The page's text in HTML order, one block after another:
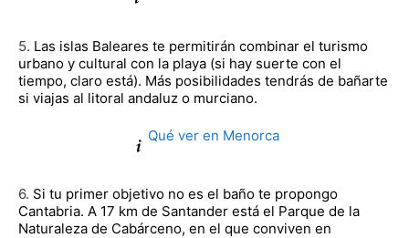
5. Las islas Baleares te permitirán combinar el turismo
urbano y cultural con la playa (si hay suerte con el
tiempo, claro está). Más posibilidades tendrás de bañarte
si viajas al litoral andaluz o murciano.
Qué ver en Menorca
6. Si tu primer objetivo no es el baño te propongo
Cantabria. A 17 km de Santander está el Parque de la
Naturaleza de Cabárceno, en el que conviven en